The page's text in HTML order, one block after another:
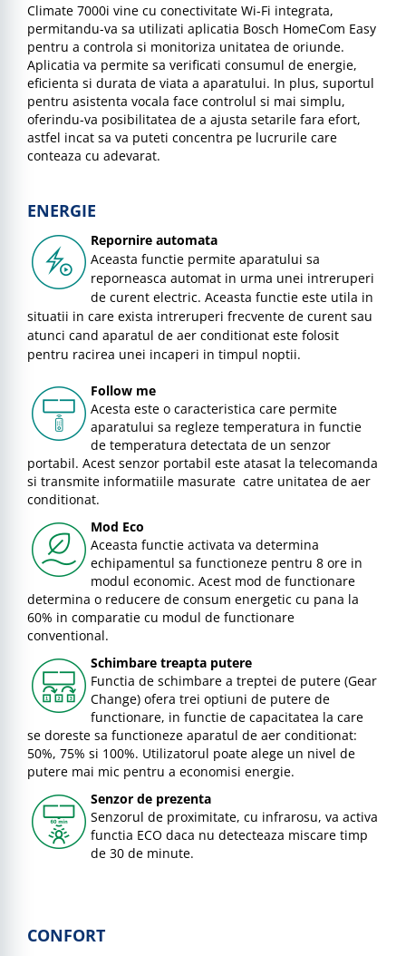
Climate 7000i vine cu conectivitate Wi-Fi integrata,
permitandu-va sa utilizati aplicatia Bosch HomeCom Easy
pentru a controla si monitoriza unitatea de oriunde.
Aplicatia va permite sa verificati consumul de energie,
eficienta si durata de viata a aparatului. In plus, suportul
pentru asistenta vocala face controlul si mai simplu,
oferindu-va posibilitatea de a ajusta setarile fara efort,
astfel incat sa va puteti concentra pe lucrurile care
conteaza cu adevarat.
ENERGIE
Repornire automata
Aceasta functie permite aparatului sa
reporneasca automat in urma unei intreruperi
de curent electric. Aceasta functie este utila in
situatii in care exista intreruperi frecvente de curent sau
atunci cand aparatul de aer conditionat este folosit
pentru racirea unei incaperi in timpul noptii.
Follow me
Acesta este o caracteristica care permite
aparatului sa regleze temperatura in functie
de temperatura detectata de un senzor
portabil. Acest senzor portabil este atasat la telecomanda
si transmite informatiile masurate catre unitatea de aer
conditionat.
Mod Eco
Aceasta functie activata va determina
echipamentul sa functioneze pentru 8 ore in
modul economic. Acest mod de functionare
determina o reducere de consum energetic cu pana la
60% in comparatie cu modul de functionare
conventional.
Schimbare treapta putere
Functia de schimbare a treptei de putere (Gear
Change) ofera trei optiuni de putere de
functionare, in functie de capacitatea la care
se doreste sa functioneze aparatul de aer conditionat:
50%, 75% si 100%. Utilizatorul poate alege un nivel de
putere mai mic pentru a economisi energie.
Senzor de prezenta
Senzorul de proximitate, cu infrarosu, va activa
functia ECO daca nu detecteaza miscare timp
de 30 de minute.
CONFORT